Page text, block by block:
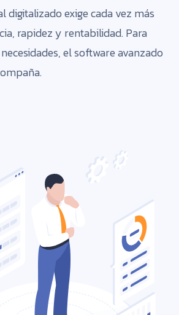
digitalizado exige cada vez más
rapidez y rentabilidad. Para
el software avanzado